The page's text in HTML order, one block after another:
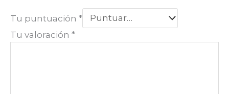
Tu puntuación *
Tu valoración *